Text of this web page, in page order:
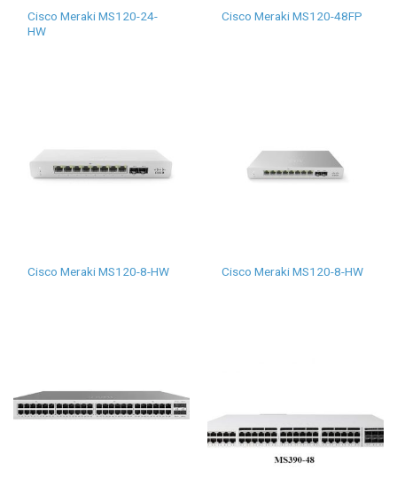
Cisco Meraki MS120-24-
HW
Cisco Meraki MS120-48FP
Cisco Meraki MS120-8-HW Cisco Meraki MS120-8-HW